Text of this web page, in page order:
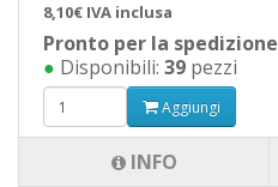
8,10€ IVA inclusa
Pronto per la spedizione
● Disponibili: 39 pezzi
Aggiungi
INFO